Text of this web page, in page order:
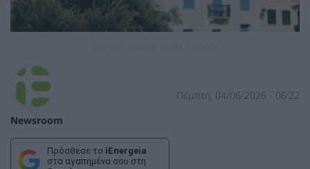
Newsroom
Πέμπτη, 04/06/2026 - 06:22
Πρόσθεσε το iEnergeia
στα αγαπημένα σου στη